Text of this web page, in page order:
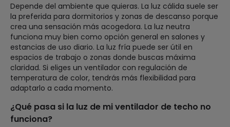
Depende del ambiente que quieras. La luz cálida suele ser
la preferida para dormitorios y zonas de descanso porque
crea una sensación más acogedora. La luz neutra
funciona muy bien como opción general en salones y
estancias de uso diario. La luz fría puede ser útil en
espacios de trabajo o zonas donde buscas máxima
claridad. Si eliges un ventilador con regulación de
temperatura de color, tendrás más flexibilidad para
adaptarlo a cada momento.
¿Qué pasa si la luz de mi ventilador de techo no
funciona?